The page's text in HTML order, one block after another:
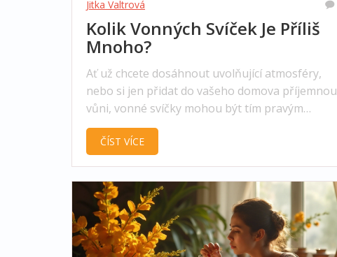
Jitka Valtrová
Kolik Vonných Svíček Je Příliš
Mnoho?
Ať už chcete dosáhnout uvolňující atmosféry,
nebo si jen přidat do vašeho domova příjemnou
vůni, vonné svíčky mohou být tím pravým
pomocníkem. Tento článek přináší tipy a rady,
kolik svíček použít, jak je nejlépe rozložit a jaké
další faktory zvažovat. Objevíte také zajímavé
informace o tom, jaké vůně jsou vhodné pro
různé místnosti a příležitosti.
ČÍST VÍCE